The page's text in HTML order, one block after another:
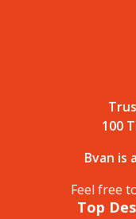
100
Bvan is
Feel free
Top